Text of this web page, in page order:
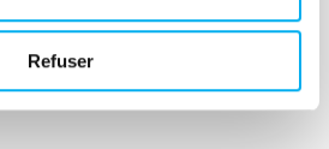
Refuser
Ellisphere.